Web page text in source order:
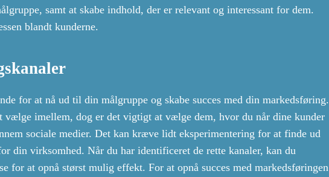
samt at skabe indhold, der er relevant og interessant for dem.
blandt kunderne.
for at nå ud til din målgruppe og skabe succes med din markedsføring.
vælge imellem, dog er det vigtigt at vælge dem, hvor du når dine kunder
sociale medier. Det kan kræve lidt eksperimentering for at finde ud
din virksomhed. Når du har identificeret de rette kanaler, kan du
for at opnå størst mulig effekt. For at opnå succes med markedsføringen